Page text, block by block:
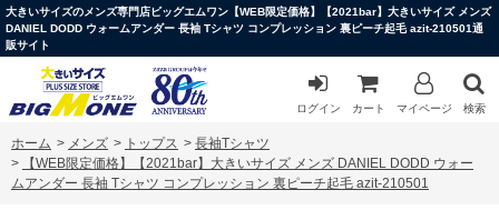
大きいサイズのメンズ専門店ビッグエムワン【WEB限定価格】【2021bar】大きいサイズ メンズ
DANIEL DODD ウォームアンダー 長袖 Tシャツ コンプレッション 裏ピーチ起毛 azit-210501通
販サイト
ログイン カート マイページ 検索
ホーム > メンズ > トップス > 長袖Tシャツ
>
【WEB限定価格】【2021bar】大きいサイズ メンズ DANIEL DODD ウォー
ムアンダー 長袖 Tシャツ コンプレッション 裏ピーチ起毛 azit-210501